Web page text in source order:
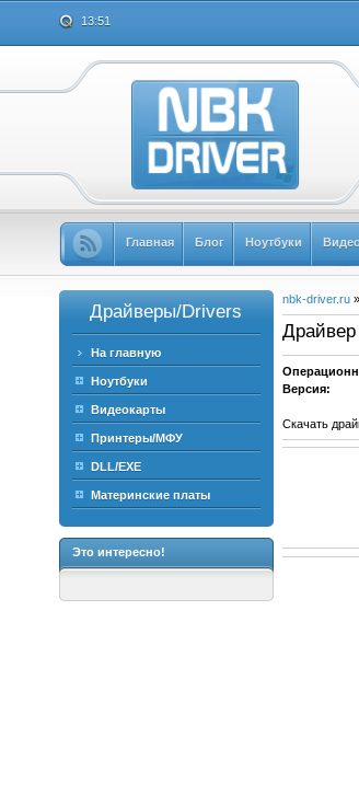
13:51
Главная Блог Ноутбуки
Драйверы/Drivers
На главную
Ноутбуки
Видеокарты
Принтеры/МФУ
DLL/EXE
Материнские платы
Это интересно!
nbk-driver.ru»
Версия:
Скачать